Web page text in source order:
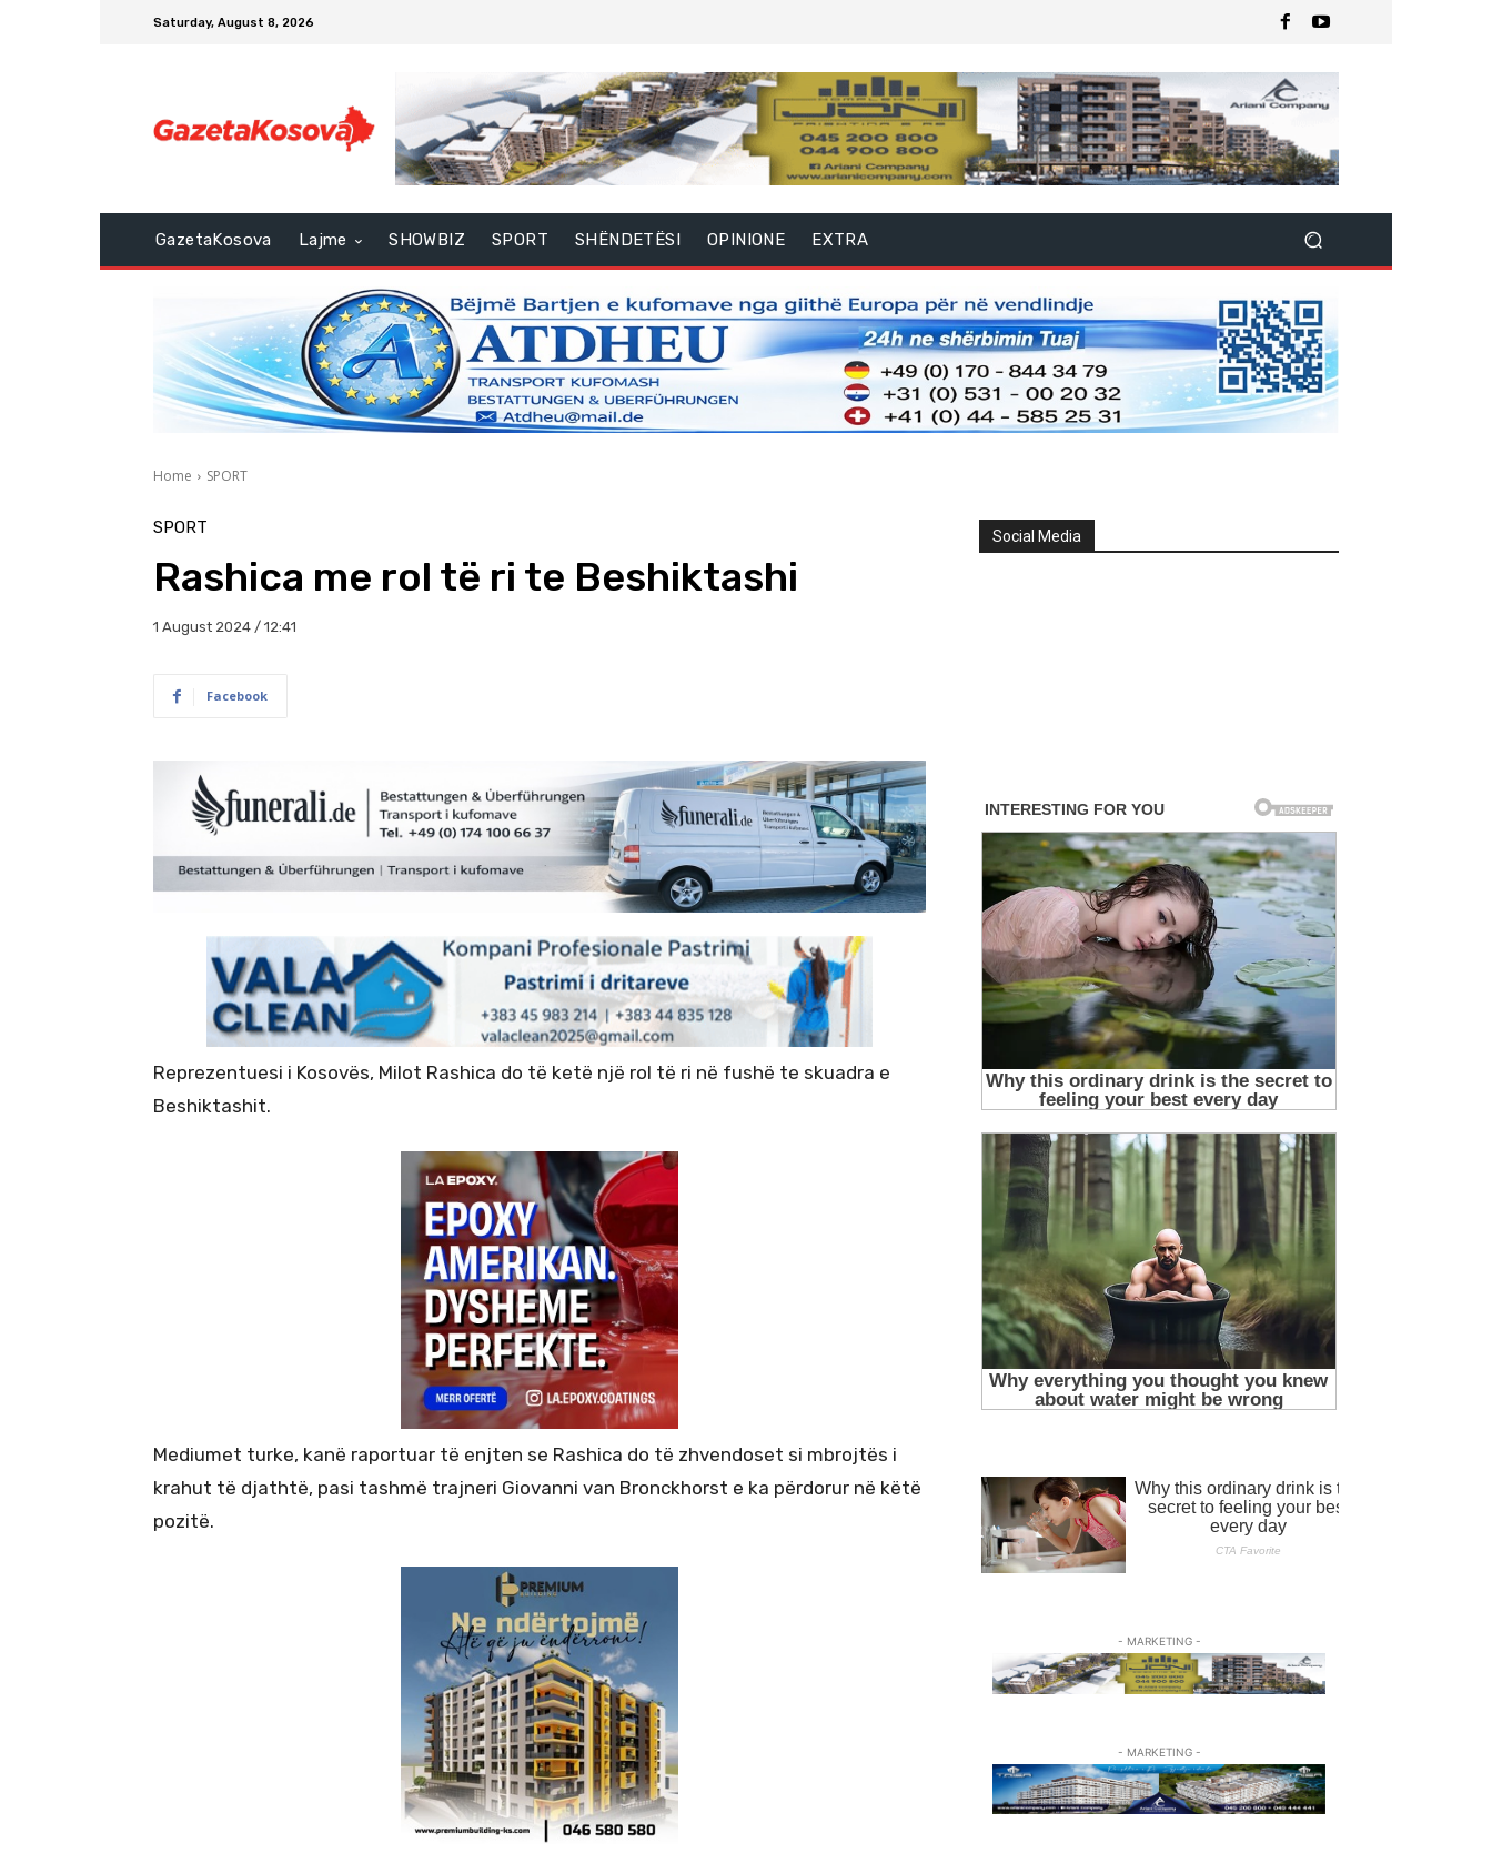
Saturday, August 8, 2026
GazetaKosova Lajme SHOWBIZ SPORT SHËNDETËSI OPINIONE EXTRA
Home SPORT
SPORT
Rashica me rol të ri te Beshiktashi
1 August 2024 / 12:41
Facebook
Reprezentuesi i Kosovës, Milot Rashica do të ketë një rol të ri në fushë te skuadra e
Beshiktashit.
Mediumet turke, kanë raportuar të enjten se Rashica do të zhvendoset si mbrojtës i
krahut të djathtë, pasi tashmë trajneri Giovanni van Bronckhorst e ka përdorur në këtë
pozitë.
Social Media
- MARKETING -
- MARKETING -